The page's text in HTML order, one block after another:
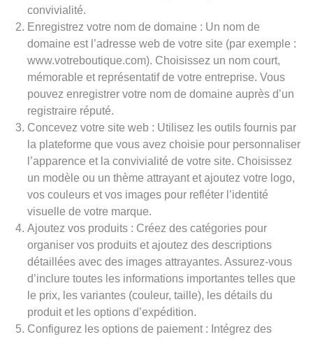
convivialité.
Enregistrez votre nom de domaine : Un nom de
domaine est l’adresse web de votre site (par exemple :
www.votreboutique.com). Choisissez un nom court,
mémorable et représentatif de votre entreprise. Vous
pouvez enregistrer votre nom de domaine auprès d’un
registraire réputé.
Concevez votre site web : Utilisez les outils fournis par
la plateforme que vous avez choisie pour personnaliser
l’apparence et la convivialité de votre site. Choisissez
un modèle ou un thème attrayant et ajoutez votre logo,
vos couleurs et vos images pour refléter l’identité
visuelle de votre marque.
Ajoutez vos produits : Créez des catégories pour
organiser vos produits et ajoutez des descriptions
détaillées avec des images attrayantes. Assurez-vous
d’inclure toutes les informations importantes telles que
le prix, les variantes (couleur, taille), les détails du
produit et les options d’expédition.
Configurez les options de paiement : Intégrez des